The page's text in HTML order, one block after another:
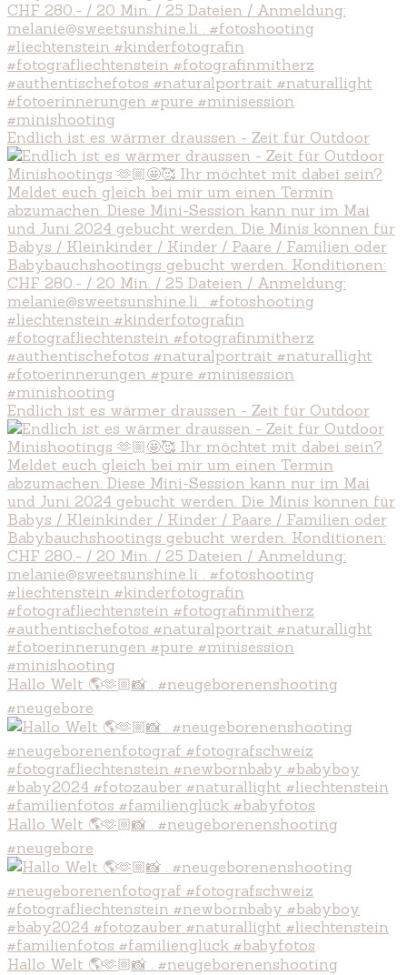
Endlich ist es wärmer draussen - Zeit für Outdoor
Endlich ist es wärmer draussen - Zeit für Outdoor
Hallo Welt 🌎🫶🏼📸 . #neugeborenenshooting
#neugebore
Hallo Welt 🌎🫶🏼📸 . #neugeborenenshooting
#neugebore
Hallo Welt 🌎🫶🏼📸 . #neugeborenenshooting